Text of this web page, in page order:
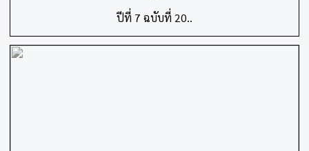
ปีที่ 7 ฉบับที่ 20..